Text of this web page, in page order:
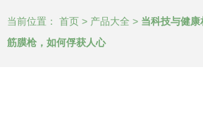
当前位置： 首页 > 产品大全 > 当科技与健
筋膜枪，如何俘获人心